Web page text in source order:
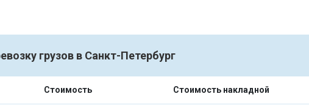
грузов в Санкт-Петербург
Стоимость Стоимость накладной